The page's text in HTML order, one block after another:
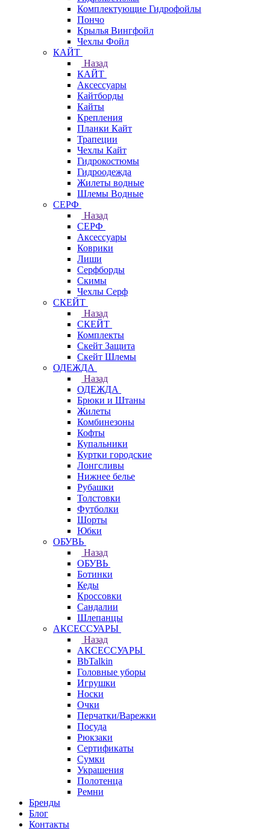
Комплектующие Гидрофойлы
Пончо
Крылья Вингфойл
Чехлы Фойл
КАЙТ
Назад
КАЙТ
Аксессуары
Кайтборды
Кайты
Крепления
Планки Кайт
Трапеции
Чехлы Кайт
Гидрокостюмы
Гидроодежда
Жилеты водные
Шлемы Водные
СЕРФ
Назад
СЕРФ
Аксессуары
Коврики
Лиши
Серфборды
Скимы
Чехлы Cерф
СКЕЙТ
Назад
СКЕЙТ
Комплекты
Скейт Защита
Скейт Шлемы
ОДЕЖДА
Назад
ОДЕЖДА
Брюки и Штаны
Жилеты
Комбинезоны
Кофты
Купальники
Куртки городские
Лонгсливы
Нижнее белье
Рубашки
Толстовки
Футболки
Шорты
Юбки
ОБУВЬ
Назад
ОБУВЬ
Ботинки
Кеды
Кроссовки
Сандалии
Шлепанцы
АКСЕССУАРЫ
Назад
АКСЕССУАРЫ
BbTalkin
Головные уборы
Игрушки
Носки
Очки
Перчатки/Варежки
Посуда
Рюкзаки
Сертификаты
Сумки
Украшения
Полотенца
Ремни
Бренды
Блог
Контакты